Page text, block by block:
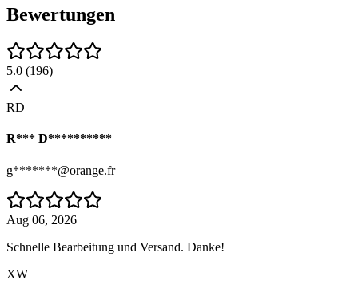
Bewertungen
5.0 (196)
RD
R*** D**********
g*******@orange.fr
Aug 06, 2026
Schnelle Bearbeitung und Versand. Danke!
XW